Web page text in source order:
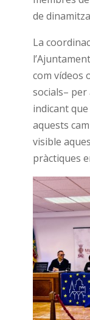
de
La
com vídeos
socials– per
indicant
aquests
visible
pràctiques